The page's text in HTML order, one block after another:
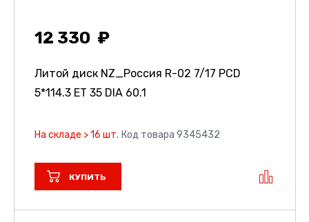
12 330
Литой диск NZ_Россия R-02 7/17 PCD
5*114.3 ET 35 DIA 60.1
На складе > 16 шт. Код товара 9345432
КУПИТЬ